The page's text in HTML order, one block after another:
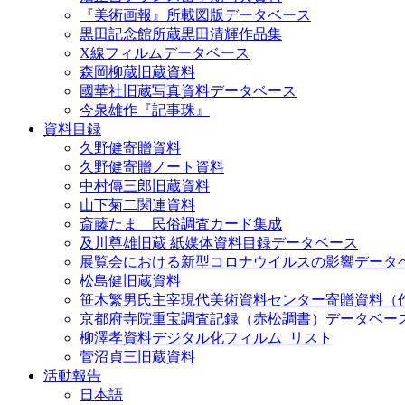
『美術画報』所載図版データベース
黒田記念館所蔵黒田清輝作品集
X線フィルムデータベース
森岡柳蔵旧蔵資料
國華社旧蔵写真資料データベース
今泉雄作『記事珠』
資料目録
久野健寄贈資料
久野健寄贈ノート資料
中村傳三郎旧蔵資料
山下菊二関連資料
斎藤たま 民俗調査カード集成
及川尊雄旧蔵 紙媒体資料目録データベース
展覧会における新型コロナウイルスの影響データ
松島健旧蔵資料
笹木繁男氏主宰現代美術資料センター寄贈資料（
京都府寺院重宝調査記録（赤松調書）データベー
柳澤孝資料デジタル化フィルム_リスト
菅沼貞三旧蔵資料
活動報告
日本語